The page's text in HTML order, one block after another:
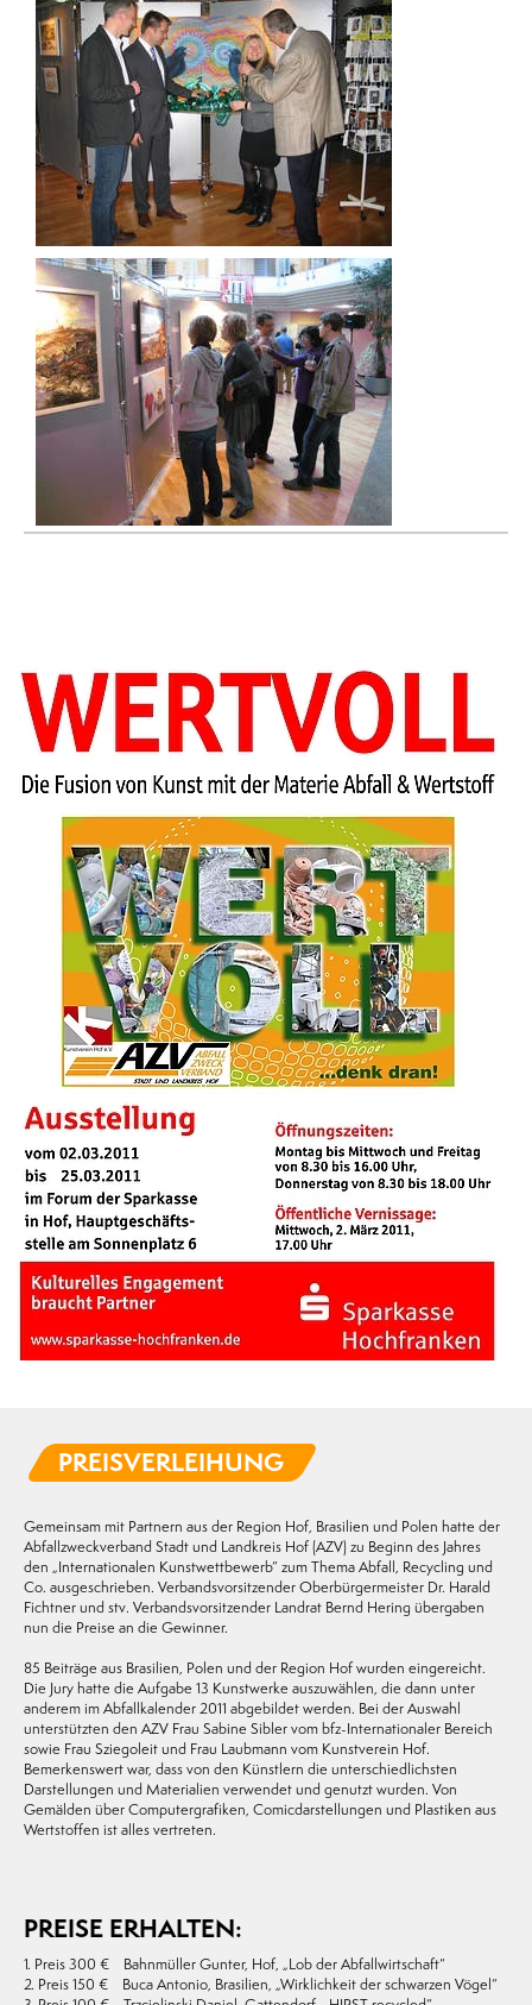
PREISVERLEIHUNG
Gemeinsam mit Partnern aus der Region Hof, Brasilien und Polen hatte der
Abfallzweckverband Stadt und Landkreis Hof (AZV) zu Beginn des Jahres
den „Internationalen Kunstwettbewerb“ zum Thema Abfall, Recycling und
Co. ausgeschrieben. Verbandsvorsitzender Oberbürgermeister Dr. Harald
Fichtner und stv. Verbandsvorsitzender Landrat Bernd Hering übergaben
nun die Preise an die Gewinner.
85 Beiträge aus Brasilien, Polen und der Region Hof wurden eingereicht.
Die Jury hatte die Aufgabe 13 Kunstwerke auszuwählen, die dann unter
anderem im Abfallkalender 2011 abgebildet werden. Bei der Auswahl
unterstützten den AZV Frau Sabine Sibler vom bfz-Internationaler Bereich
sowie Frau Sziegoleit und Frau Laubmann vom Kunstverein Hof.
Bemerkenswert war, dass von den Künstlern die unterschiedlichsten
Darstellungen und Materialien verwendet und genutzt wurden. Von
Gemälden über Computergrafiken, Comicdarstellungen und Plastiken aus
Wertstoffen ist alles vertreten.
PREISE ERHALTEN:
1. Preis 300 € Bahnmüller Gunter, Hof, „Lob der Abfallwirtschaft“
2. Preis 150 € Buca Antonio, Brasilien, „Wirklichkeit der schwarzen Vögel“